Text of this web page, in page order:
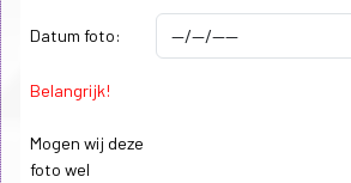
Datum foto:
Belangrijk!
Mogen wij deze
foto wel